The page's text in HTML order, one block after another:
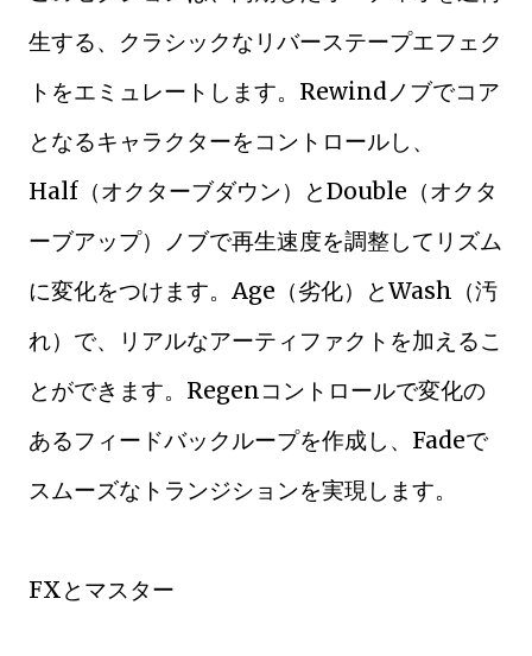
生する、クラシックなリバーステープエフェク
トをエミュレートします。Rewindノブでコア
となるキャラクターをコントロールし、
Half（オクターブダウン）とDouble（オクタ
ーブアップ）ノブで再生速度を調整してリズム
に変化をつけます。Age（劣化）とWash（汚
れ）で、リアルなアーティファクトを加えるこ
とができます。Regenコントロールで変化の
あるフィードバックループを作成し、Fadeで
スムーズなトランジションを実現します。
FXとマスター